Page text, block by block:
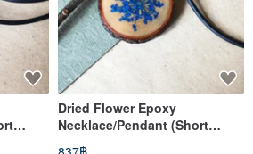
Dried Flower Epoxy
Necklace/Pendant (Short
Style)